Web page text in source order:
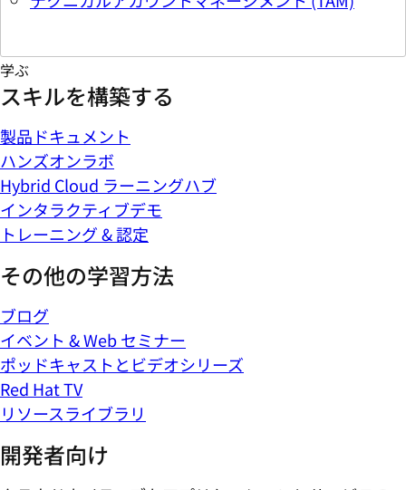
学ぶ
スキルを構築する
ハンズオンラボ
Hybrid Cloud ラーニングハブ
インタラクティブデモ
トレーニング & 認定
その他の学習方法
イベント & Web セミナー
ポッドキャストとビデオシリーズ
Red Hat TV
リソースライブラリ
開発者向け